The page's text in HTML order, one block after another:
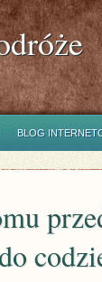
BLOG